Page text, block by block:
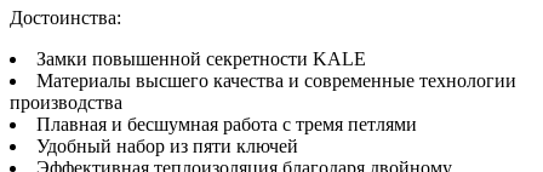
Достоинства:
Замки повышенной секретности KALE
Материалы высшего качества и современные технологии
производства
Плавная и бесшумная работа с тремя петлями
Удобный набор из пяти ключей